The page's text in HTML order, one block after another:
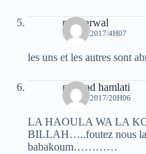
moh arwal
13 MAI 2017/4H07
les uns et les autres sont
mourad hamlati
13 MAI 2017/20H06
LA HAOULA WA LA
BILLAH…..foutez nous
babakoum…………